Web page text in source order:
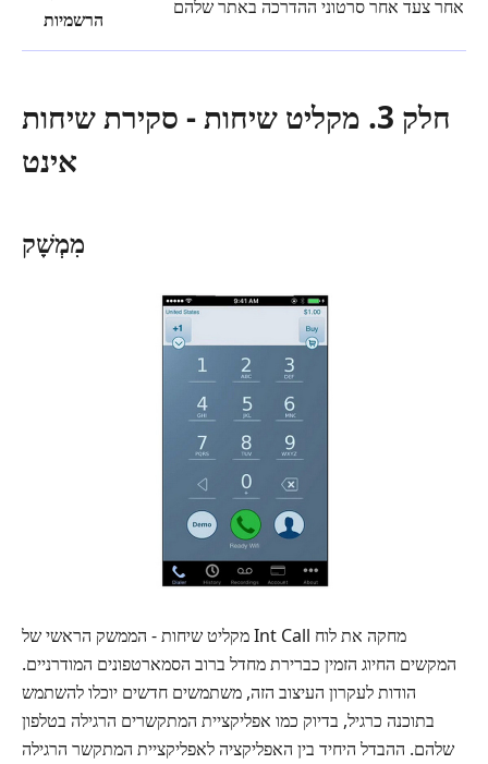
הרשמיות
חלק 3. מקליט שיחות - סקירת שיחות
אינט
מִמְשָׁק
מקליט שיחות - הממשק הראשי של Int Call מחקה את לוח
המקשים החיוג הזמין כברירת מחדל ברוב הסמארטפונים המודרניים.
הודות לעקרון העיצוב הזה, משתמשים חדשים יוכלו להשתמש
בתוכנה כרגיל, בדיוק כמו אפליקציית המתקשרים הרגילה בטלפון
שלהם. ההבדל היחיד בין האפליקציה לאפליקציית המתקשר הרגילה